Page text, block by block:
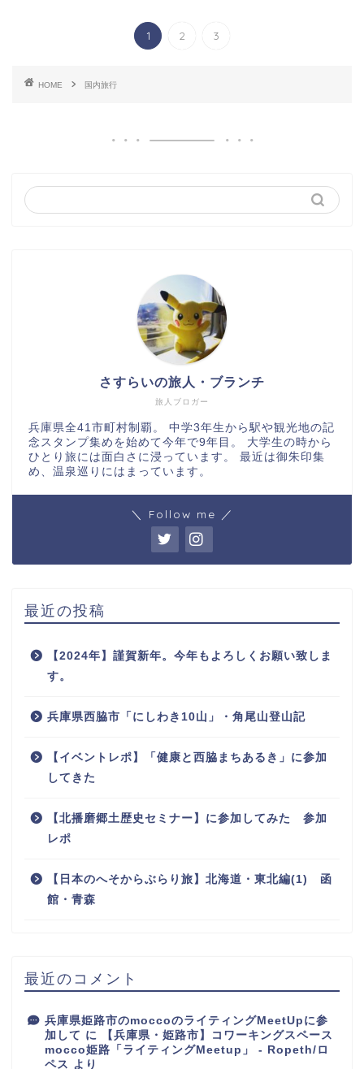
1 2 3
HOME 国内旅行
旅人ブロガー
さすらいの旅人・ブランチ
兵庫県全41市町村制覇。 中学3年生から駅や観光地の記
念スタンプ集めを始めて今年で9年目。 大学生の時から
ひとり旅には面白さに浸っています。 最近は御朱印集
め、温泉巡りにはまっています。
＼ Follow me ／
最近の投稿
【2024年】謹賀新年。今年もよろしくお願い致しま
す。
兵庫県西脇市「にしわき10山」・角尾山登山記
【イベントレポ】「健康と西脇まちあるき」に参加
してきた
【北播磨郷土歴史セミナー】に参加してみた 参加
レポ
【日本のへそからぶらり旅】北海道・東北編(1) 函
館・青森
最近のコメント
兵庫県姫路市のmoccoのライティングMeetUpに参
加して に
【兵庫県・姫路市】コワーキングスペース
mocco姫路「ライティングMeetup」 - Ropeth/ロ
ペス より